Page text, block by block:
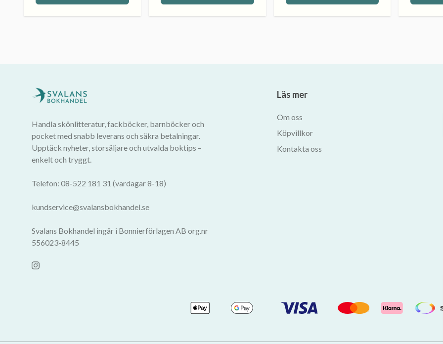
Handla skönlitteratur, fackböcker, barnböcker och
pocket med snabb leverans och säkra betalningar.
Upptäck nyheter, storsäljare och utvalda boktips –
enkelt och tryggt.
Telefon: 08-522 181 31 (vardagar 8-18)
kundservice@svalansbokhandel.se
Svalans Bokhandel ingår i Bonnierförlagen AB org.nr
556023-8445
Läs mer
Om oss
Köpvillkor
Kontakta oss